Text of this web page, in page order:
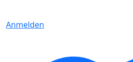
Anmelden